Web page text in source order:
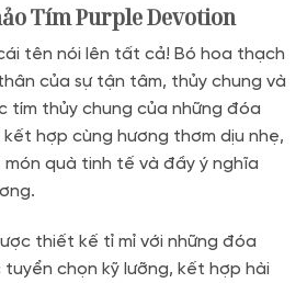
Tím Purple Devotion
tên nói lên tất cả! Bó hoa thạch
của sự tận tâm, thủy chung và
tím thủy chung của những đóa
hợp cùng hương thơm dịu nhẹ,
quà tinh tế và đầy ý nghĩa
thiết kế tỉ mỉ với những đóa
chọn kỹ lưỡng, kết hợp hài